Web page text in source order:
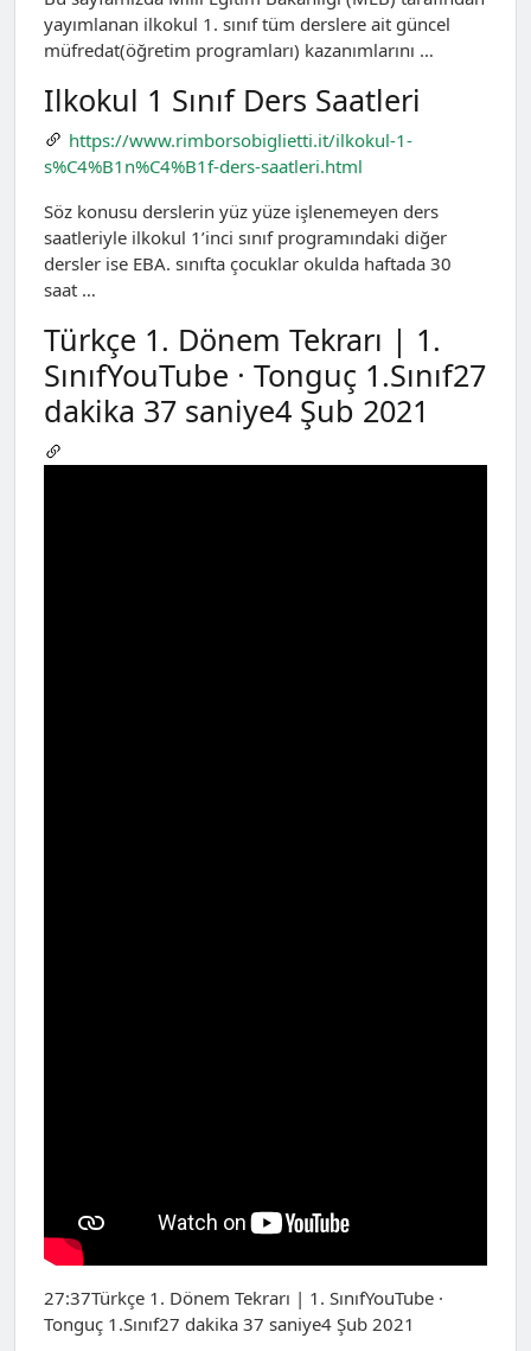
yayımlanan ilkokul 1. sınıf tüm derslere ait güncel
müfredat(öğretim programları) kazanımlarını …
Ilkokul 1 Sınıf Ders Saatleri
https://www.rimborsobiglietti.it/ilkokul-1-
s%C4%B1n%C4%B1f-ders-saatleri.html
Söz konusu derslerin yüz yüze işlenemeyen ders
saatleriyle ilkokul 1’inci sınıf programındaki diğer
dersler ise EBA. sınıfta çocuklar okulda haftada 30
saat …
Türkçe 1. Dönem Tekrarı | 1.
SınıfYouTube · Tonguç 1.Sınıf27
dakika 37 saniye4 Şub 2021
27:37Türkçe 1. Dönem Tekrarı | 1. SınıfYouTube ·
Tonguç 1.Sınıf27 dakika 37 saniye4 Şub 2021